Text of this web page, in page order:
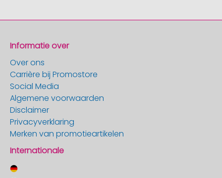
Informatie over
Over ons
Carrière bij Promostore
Social Media
Algemene voorwaarden
Disclaimer
Privacyverklaring
Merken van promotieartikelen
Internationale